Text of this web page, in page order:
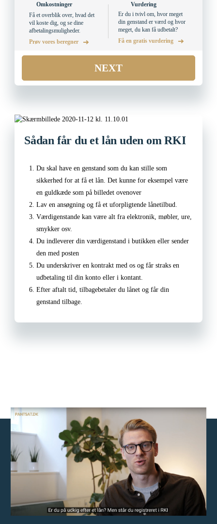
Sådan får du et lån uden om RKI
Du skal have en genstand som du kan stille som
sikkerhed for at få et lån. Det kunne for eksempel være
en guldkæde som på billedet ovenover
Lav en ansøgning og få et uforpligtende lånetilbud.
Værdigenstande kan være alt fra elektronik, møbler, ure,
smykker osv.
Du indleverer din værdigenstand i butikken eller sender
den med posten
Du underskriver en kontrakt med os og får straks en
udbetaling til din konto eller i kontant.
Efter aftalt tid, tilbagebetaler du lånet og får din
genstand tilbage.
Omkostninger
Få et overblik over, hvad det
vil koste dig, og se dine
afbetalingsmuligheder.
Prøv vores beregner
Vurdering
Er du i tvivl om, hvor meget
din genstand er værd og hvor
meget, du kan få udbetalt?
Få en gratis vurdering
NEXT